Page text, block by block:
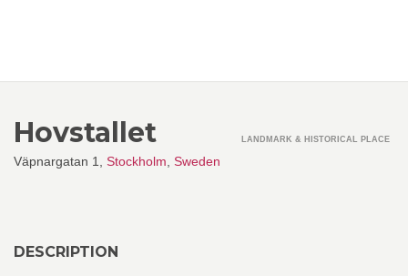
Hovstallet
Väpnargatan 1, Stockholm Sweden
LANDMARK & HISTORICAL PLACE
DESCRIPTION